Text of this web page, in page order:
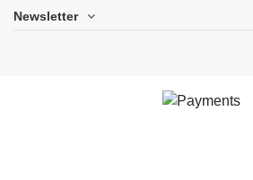
Newsletter